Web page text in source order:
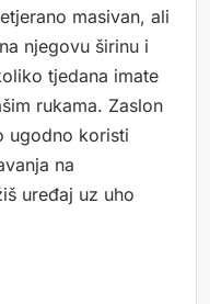
masivan, ali
njegovu širinu i
tjedana imate
rukama. Zaslon
ugodno koristi
na
uređaj uz uho